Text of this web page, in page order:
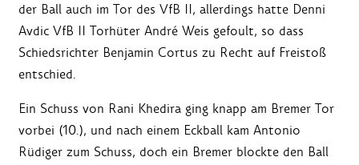
der Ball auch im Tor des VfB II, allerdings hatte Denni
Avdic VfB II Torhüter André Weis gefoult, so dass
Schiedsrichter Benjamin Cortus zu Recht auf Freistoß
entschied.
Ein Schuss von Rani Khedira ging knapp am Bremer Tor
vorbei (10.), und nach einem Eckball kam Antonio
Rüdiger zum Schuss, doch ein Bremer blockte den Ball